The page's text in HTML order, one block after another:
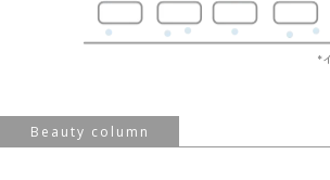
Beauty column